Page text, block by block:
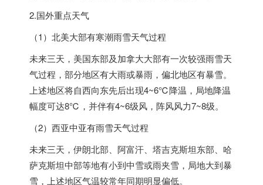
2.国外重点天气
（1）北美大部有寒潮雨雪天气过程
未来三天，美国东部及加拿大大部有一次较强雨雪天
气过程，部分地区有大雨或暴雨，偏北地区有暴雪。
上述地区将自西向东先后出现4~6℃降温，局地降温
幅度可达8℃，并伴有4~6级风，阵风风力7~8级。
（2）西亚中亚有雨雪天气过程
未来三天，伊朗北部、阿富汗、塔吉克斯坦东部、哈
萨克斯坦中部等地有小到中雪或雨夹雪，局地大到暴
雪，上述地区气温较常年同期明显偏低。